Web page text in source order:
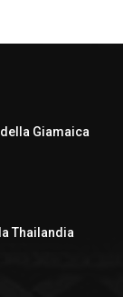
Giamaica
Thailandia